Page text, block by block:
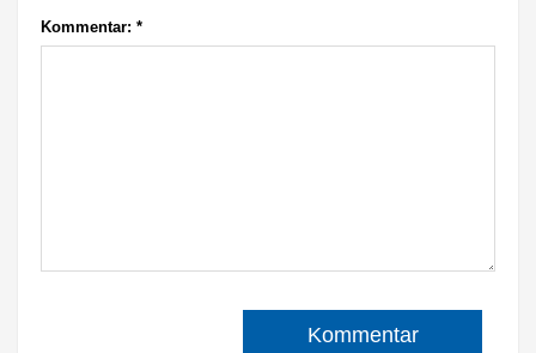
Kommentar: *
Kommentar